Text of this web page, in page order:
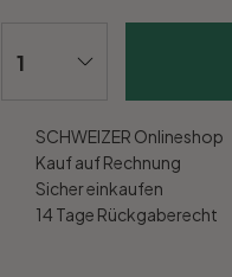
SCHWEIZER Onlineshop
Kauf auf Rechnung
Sicher einkaufen
14 Tage Rückgaberecht